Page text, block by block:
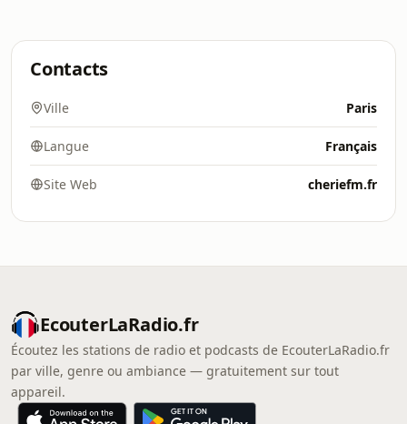
Contacts
Ville Paris
Langue Français
Site Web cheriefm.fr
EcouterLaRadio.fr
Écoutez les stations de radio et podcasts de EcouterLaRadio.fr
par ville, genre ou ambiance — gratuitement sur tout
appareil.